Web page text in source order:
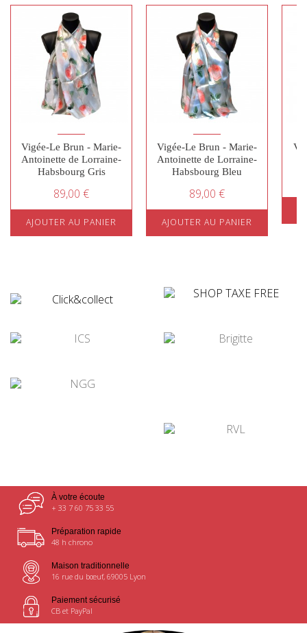
Vigée-Le Brun - Marie-
Antoinette de Lorraine-
Habsbourg Gris
89,00 €
AJOUTER AU PANIER
Vigée-Le Brun - Marie-
Antoinette de Lorraine-
Habsbourg Bleu
89,00 €
AJOUTER AU PANIER
À votre écoute
+ 33 7 60 75 33 55
Préparation rapide
48 h chrono
Maison traditionnelle
16 rue du bœuf, 69005 Lyon
Paiement sécurisé
CB et PayPal